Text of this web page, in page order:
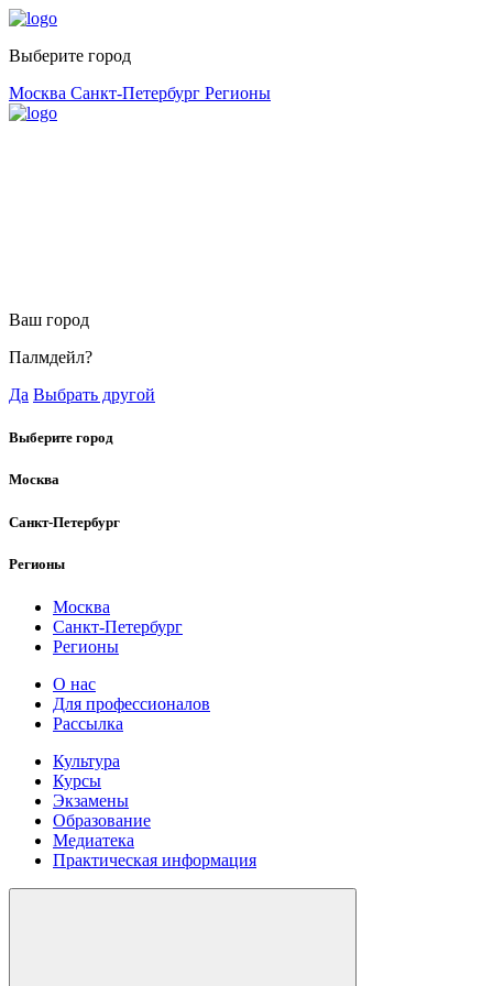
Выберите город
Москва Санкт-Петербург Регионы
Ваш город
Палмдейл?
Да Выбрать другой
Выберите город
Москва
Санкт-Петербург
Регионы
Москва
Санкт-Петербург
Регионы
О нас
Для профессионалов
Рассылка
Культура
Курсы
Экзамены
Образование
Медиатека
Практическая информация